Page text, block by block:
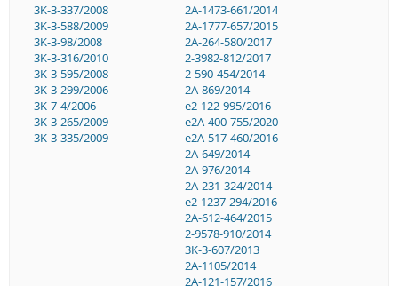
3K-3-337/2008
3K-3-588/2009
3K-3-98/2008
3K-3-316/2010
3K-3-595/2008
3K-3-299/2006
3K-7-4/2006
3K-3-265/2009
3K-3-335/2009
2A-1473-661/2014
2A-1777-657/2015
2A-264-580/2017
2-3982-812/2017
2-590-454/2014
2A-869/2014
e2-122-995/2016
e2A-400-755/2020
e2A-517-460/2016
2A-649/2014
2A-976/2014
2A-231-324/2014
e2-1237-294/2016
2A-612-464/2015
2-9578-910/2014
3K-3-607/2013
2A-1105/2014
2A-121-157/2016